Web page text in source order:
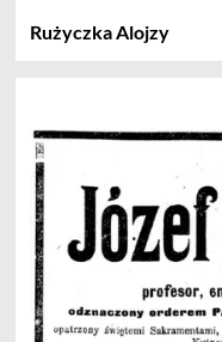
Rużyczka Alojzy